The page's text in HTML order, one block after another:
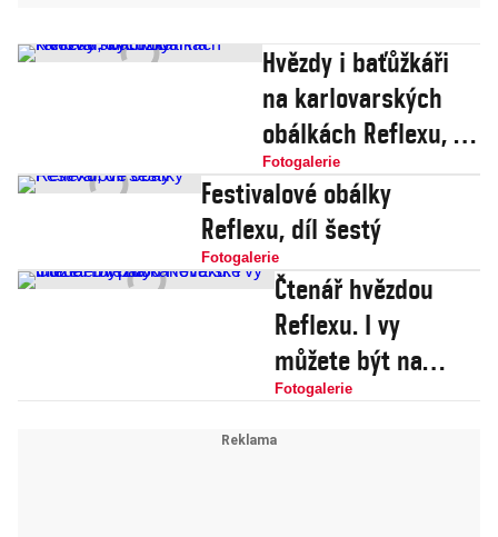
Hvězdy i baťůžkáři
na karlovarských
obálkách Reflexu, díl
čtvrtý
Fotogalerie
Festivalové obálky
Reflexu, díl šestý
Fotogalerie
Čtenář hvězdou
Reflexu. I vy
můžete být na
karlovarské titulce.
Díl pátý
Fotogalerie